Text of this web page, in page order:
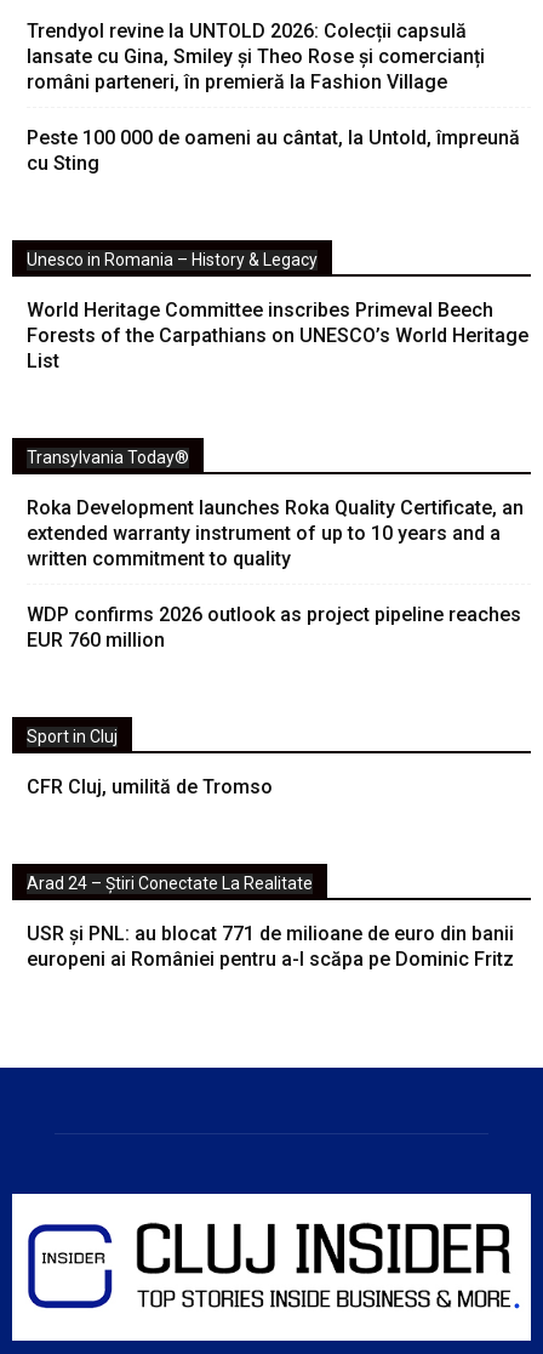
Trendyol revine la UNTOLD 2026: Colecții capsulă
lansate cu Gina, Smiley și Theo Rose și comercianți
români parteneri, în premieră la Fashion Village
Peste 100 000 de oameni au cântat, la Untold, împreună
cu Sting
Unesco in Romania – History & Legacy
World Heritage Committee inscribes Primeval Beech
Forests of the Carpathians on UNESCO’s World Heritage
List
Transylvania Today®
Roka Development launches Roka Quality Certificate, an
extended warranty instrument of up to 10 years and a
written commitment to quality
WDP confirms 2026 outlook as project pipeline reaches
EUR 760 million
Sport in Cluj
CFR Cluj, umilită de Tromso
Arad 24 – Știri Conectate La Realitate
USR și PNL: au blocat 771 de milioane de euro din banii
europeni ai României pentru a-l scăpa pe Dominic Fritz